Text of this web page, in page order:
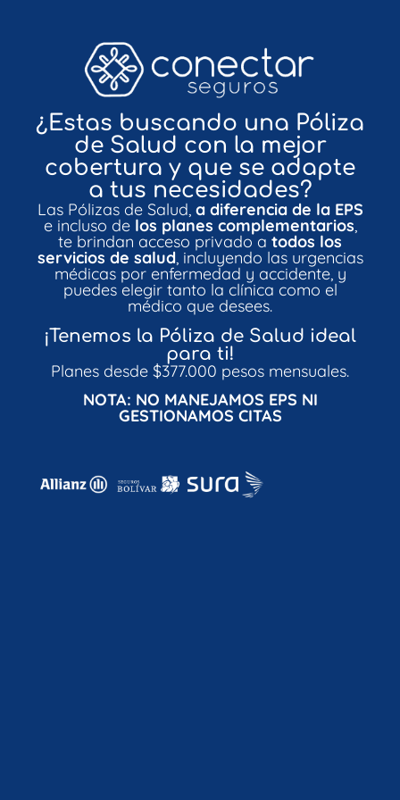
¿Estas buscando una Póliza
de Salud con la mejor
cobertura y que se adapte
a tus necesidades?
Las Pólizas de Salud, a diferencia de la EPS
e incluso de los planes complementarios,
te brindan acceso privado a todos los
servicios de salud, incluyendo las urgencias
médicas por enfermedad y accidente, y
puedes elegir tanto la clínica como el
médico que desees.
¡Tenemos la Póliza de Salud ideal
para ti!
Planes desde $377.000 pesos mensuales.
NOTA: NO MANEJAMOS EPS NI
GESTIONAMOS CITAS